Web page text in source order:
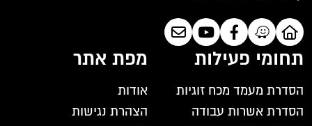
תחומי פעילות
הסדרת מעמד מכח זוגיות
הסדרת אשרות עבודה
מפת אתר
אודות
הצהרת נגישות